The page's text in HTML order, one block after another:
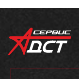
получаемых из ремонта